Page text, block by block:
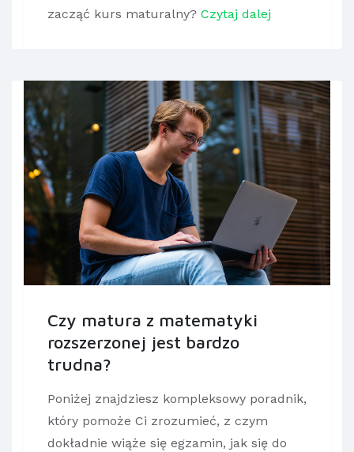
zacząć kurs maturalny? Czytaj dalej
Czy matura z matematyki
rozszerzonej jest bardzo
trudna?
Poniżej znajdziesz kompleksowy poradnik,
który pomoże Ci zrozumieć, z czym
dokładnie wiąże się egzamin, jak się do